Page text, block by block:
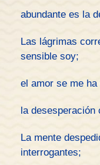
abundante es la
Las lágrimas
sensible soy;
el amor se me
la desesperación
La mente
interrogantes;